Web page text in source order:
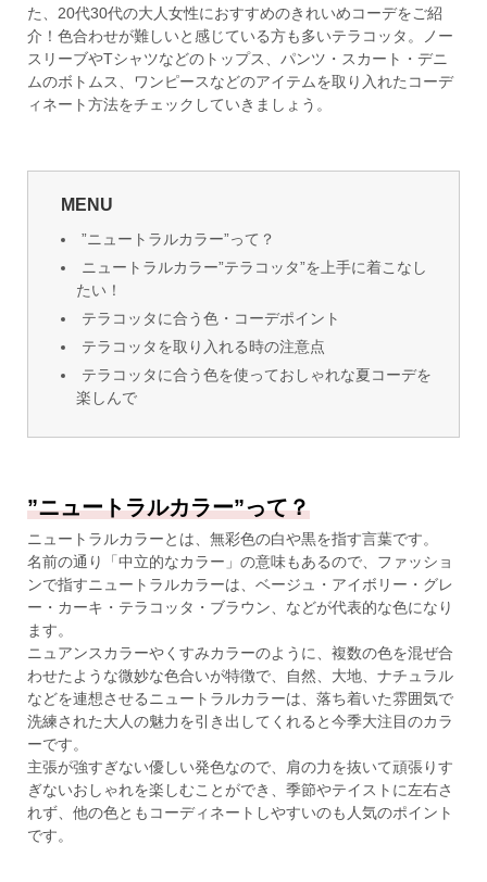
た、20代30代の大人女性におすすめのきれいめコーデをご紹
介！色合わせが難しいと感じている方も多いテラコッタ。ノー
スリーブやTシャツなどのトップス、パンツ・スカート・デニ
ムのボトムス、ワンピースなどのアイテムを取り入れたコーデ
ィネート方法をチェックしていきましょう。
MENU
”ニュートラルカラー”って？
ニュートラルカラー”テラコッタ”を上手に着こなし
たい！
テラコッタに合う色・コーデポイント
テラコッタを取り入れる時の注意点
テラコッタに合う色を使っておしゃれな夏コーデを
楽しんで
”ニュートラルカラー”って？
ニュートラルカラーとは、無彩色の白や黒を指す言葉です。
名前の通り「中立的なカラー」の意味もあるので、ファッショ
ンで指すニュートラルカラーは、ベージュ・アイボリー・グレ
ー・カーキ・テラコッタ・ブラウン、などが代表的な色になり
ます。
ニュアンスカラーやくすみカラーのように、複数の色を混ぜ合
わせたような微妙な色合いが特徴で、自然、大地、ナチュラル
などを連想させるニュートラルカラーは、落ち着いた雰囲気で
洗練された大人の魅力を引き出してくれると今季大注目のカラ
ーです。
主張が強すぎない優しい発色なので、肩の力を抜いて頑張りす
ぎないおしゃれを楽しむことができ、季節やテイストに左右さ
れず、他の色ともコーディネートしやすいのも人気のポイント
です。